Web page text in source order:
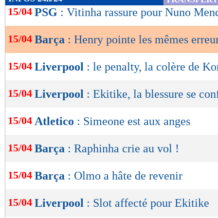
de
OK
15/04 PSG : Vitinha rassure pour Nuno
15/04 Barça : Henry pointe les mêmes
15/04 Liverpool : le penalty, la colère de
15/04 Liverpool : Ekitike, la blessure se
15/04 Atletico : Simeone est aux anges
15/04 Barça : Raphinha crie au vol !
15/04 Barça : Olmo a hâte de revenir
15/04 Liverpool : Slot affecté pour Ekitike